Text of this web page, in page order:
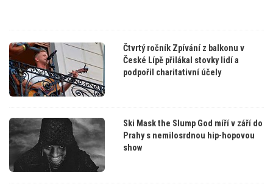
Čtvrtý ročník Zpívání z balkonu v
České Lípě přilákal stovky lidí a
podpořil charitativní účely
Ski Mask the Slump God míří v září do
Prahy s nemilosrdnou hip-hopovou
show